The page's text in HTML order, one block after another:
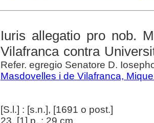
Iuris allegatio pro nob.
Vilafranca contra
Refer. egregio Senatore D.
Masdovelles i de Vilafranca,
[S.l.] : [s.n.], [1691 o post.]
23, [1] p. ; 29 cm